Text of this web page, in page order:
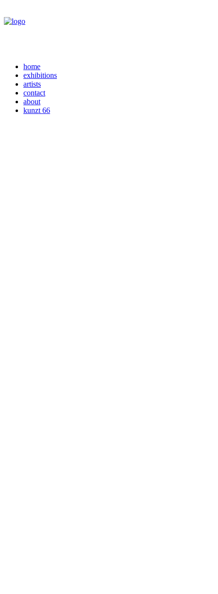
home
exhibitions
artists
contact
about
kunzt 66